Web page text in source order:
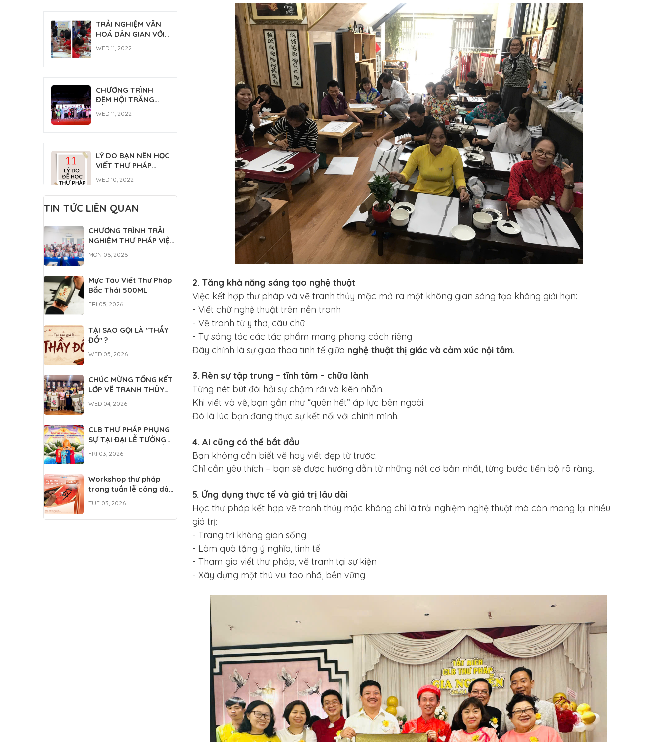
2. Tăng khả năng sáng tạo nghệ thuật
Việc kết hợp thư pháp và vẽ tranh thủy mặc mở ra một không gian sáng tạo không giới hạn:
- Viết chữ nghệ thuật trên nền tranh
- Vẽ tranh từ ý thơ, câu chữ
- Tự sáng tác các tác phẩm mang phong cách riêng
Đây chính là sự giao thoa tinh tế giữa nghệ thuật thị giác và cảm xúc nội tâm.
3. Rèn sự tập trung – tĩnh tâm – chữa lành
Từng nét bút đòi hỏi sự chậm rãi và kiên nhẫn.
Khi viết và vẽ, bạn gần như “quên hết” áp lực bên ngoài.
Đó là lúc bạn đang thực sự kết nối với chính mình.
4. Ai cũng có thể bắt đầu
Bạn không cần biết vẽ hay viết đẹp từ trước.
Chỉ cần yêu thích – bạn sẽ được hướng dẫn từ những nét cơ bản nhất, từng bước tiến bộ rõ ràng.
5. Ứng dụng thực tế và giá trị lâu dài
Học thư pháp kết hợp vẽ tranh thủy mặc không chỉ là trải nghiệm nghệ thuật mà còn mang lại nhiều
giá trị:
- Trang trí không gian sống
- Làm quà tặng ý nghĩa, tinh tế
- Tham gia viết thư pháp, vẽ tranh tại sự kiện
- Xây dựng một thú vui tao nhã, bền vững
TƯỞNG NIỆM ĐỨC
THÁNH TỔ NI ĐẠI ÁI
ĐẠO 2026
FRI 03, 2026
TRẢI NGHIỆM VĂN
HOÁ DÂN GIAN VỚI
THƯ PHÁP [NGÀY
HỘI TÂN SINH VIÊN
WED 11, 2022
CHƯƠNG TRÌNH
ĐÊM HỘI TRĂNG
RẰM
WED 11, 2022
LÝ DO BẠN NÊN HỌC
VIẾT THƯ PHÁP
NGAY
WED 10, 2022
Gia Nguyễn
MON 07, 2022
TIN TỨC LIÊN QUAN
CHƯƠNG TRÌNH TRẢI
NGHIỆM THƯ PHÁP VIỆT
DÀNH CHO DU HỌC
SINH QUỐC TẾ
MON 06, 2026
Mực Tàu Viết Thư Pháp
Bắc Thái 500ML
FRI 05, 2026
TẠI SAO GỌI LÀ "THẦY
ĐỒ" ?
WED 05, 2026
CHÚC MỪNG TỔNG KẾT
LỚP VẼ TRANH THỦY
MẶC
WED 04, 2026
CLB THƯ PHÁP PHỤNG
SỰ TẠI ĐẠI LỄ TƯỞNG
NIỆM ĐỨC THÁNH TỔ NI
ĐẠI ÁI ĐẠO 2026
FRI 03, 2026
Workshop thư pháp
trong tuần lễ công dân
trẻ khoa học tự nhiên
TUE 03, 2026